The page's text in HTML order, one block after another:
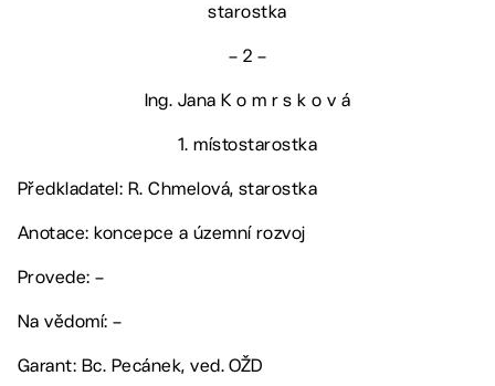
starostka
– 2 –
Ing. Jana K o m r s k o v á
1. místostarostka
Předkladatel: R. Chmelová, starostka
Anotace: koncepce a územní rozvoj
Provede: –
Na vědomí: –
Garant: Bc. Pecánek, ved. OŽD